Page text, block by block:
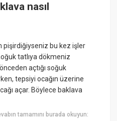
nasıl
pişirdiğiyseniz bu kez işler
tatlıya dökmeniz
açtığı soğuk
tepsiyi ocağın üzerine
açar. Böylece baklava
tamamını burada okuyun: